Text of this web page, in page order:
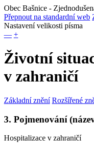
Obec Bašnice -
Přepnout na standardní web
Nastavení velikosti písma
— +
Životní
v zahraničí
Základní znění Rozšířené
3. Pojmenování
Hospitalizace v zahraničí